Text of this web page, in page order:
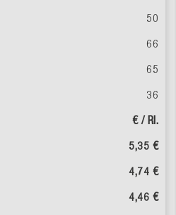
50
66
65
36
€ / Rl.
5,35 €
4,74 €
4,46 €